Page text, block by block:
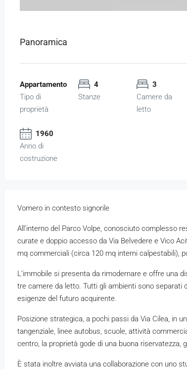
Panoramica
Appartamento
Tipo di
proprietà
4
Stanze
3
Camere da
letto
1960
Anno di
costruzione
Vomero in contesto signorile
All’interno del Parco Volpe, conosciuto complesso
curate e doppio accesso da Via Belvedere e Vico
mq commerciali (circa 120 mq interni calpestabili),
L’immobile si presenta da rimodernare e offre una
tre camere da letto. Tutti gli ambienti sono separati
esigenze del futuro acquirente.
Posizione strategica, a pochi passi da Via Cilea, in
tangenziale, linee autobus, scuole, attività
centro, la proprietà gode di una buona riservatezza,
È stata inoltre avviata una collaborazione con uno